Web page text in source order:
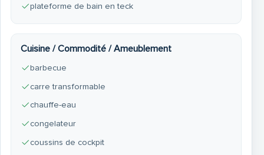
plateforme de bain en teck
Cuisine / Commodité / Ameublement
barbecue
carre transformable
chauffe-eau
congelateur
coussins de cockpit